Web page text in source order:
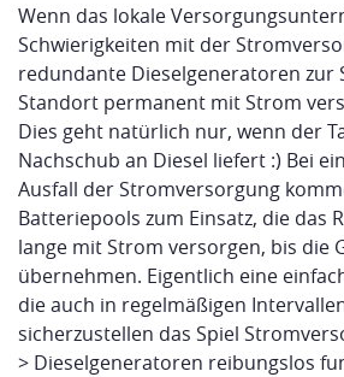
Wenn das lokale
Schwierigkeiten mit der
redundante Dieselgeneratoren zur
Standort permanent mit Strom
Dies geht natürlich nur, wenn der
Nachschub an Diesel liefert :) Bei
Ausfall der Stromversorgung
Batteriepools zum Einsatz, die das
lange mit Strom versorgen, bis die
übernehmen. Eigentlich eine
die auch in regelmäßigen
sicherzustellen das Spiel
> Dieselgeneratoren reibungslos